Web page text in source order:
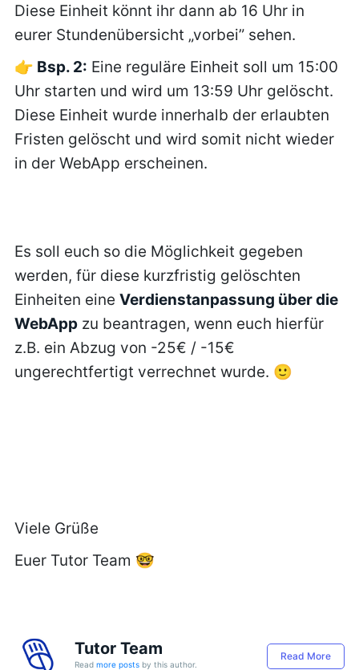
Diese Einheit könnt ihr dann ab 16 Uhr in
eurer Stundenübersicht „vorbei” sehen.
👉 Bsp. 2: Eine reguläre Einheit soll um 15:00
Uhr starten und wird um 13:59 Uhr gelöscht.
Diese Einheit wurde innerhalb der erlaubten
Fristen gelöscht und wird somit nicht wieder
in der WebApp erscheinen.
Es soll euch so die Möglichkeit gegeben
werden, für diese kurzfristig gelöschten
Einheiten eine Verdienstanpassung über die
WebAppzu beantragen, wenn euch hierfür
z.B. ein Abzug von -25€ / -15€
ungerechtfertigt verrechnet wurde. 🙂
Viele Grüße
Euer Tutor Team 🤓
Tutor Team
Read more postsby this author.
Read More